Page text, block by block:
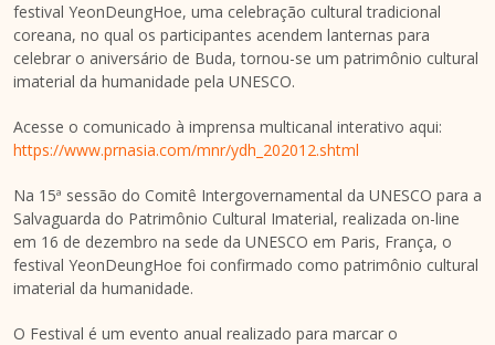
festival YeonDeungHoe, uma celebração cultural tradicional
coreana, no qual os participantes acendem lanternas para
celebrar o aniversário de Buda, tornou-se um patrimônio cultural
imaterial da humanidade pela UNESCO.
Acesse o comunicado à imprensa multicanal interativo aqui:
https://www.prnasia.com/mnr/ydh_202012.shtml
Na 15ª sessão do Comitê Intergovernamental da UNESCO para a
Salvaguarda do Patrimônio Cultural Imaterial, realizada on-line
em 16 de dezembro na sede da UNESCO em Paris, França, o
festival YeonDeungHoe foi confirmado como patrimônio cultural
imaterial da humanidade.
O Festival é um evento anual realizado para marcar o